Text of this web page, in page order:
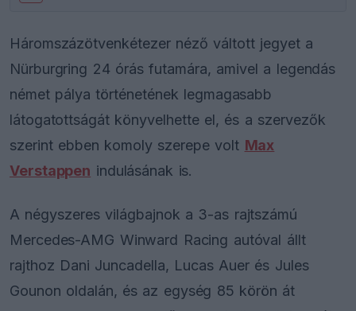
Háromszázötvenkétezer néző váltott jegyet a
Nürburgring 24 órás futamára, amivel a legendás
német pálya történetének legmagasabb
látogatottságát könyvelhette el, és a szervezők
szerint ebben komoly szerepe volt Max
Verstappen indulásának is.
A négyszeres világbajnok a 3-as rajtszámú
Mercedes-AMG Winward Racing autóval állt
rajthoz Dani Juncadella, Lucas Auer és Jules
Gounon oldalán, és az egység 85 körön át